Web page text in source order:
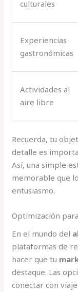
culturales
Experiencias
gastronómicas
Actividades al
aire libre
Recuerda, tu
detalle es
Así, una simple
memorable que
entusiasmo.
Optimización
En el mundo del
plataformas de
hacer que tu
destaque. Las
conectar con